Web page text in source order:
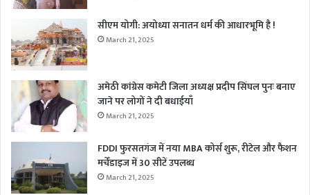
सीएम योगी: अयोध्या सनातन धर्म की आधारभूमि है !
March 21, 2025
अमेठी कांग्रेस कमेटी जिला अध्यक्ष प्रदीप सिंघल पुनः बनाए
जाने पर लोगों ने दी बधाईयाँ
March 21, 2025
FDDI फुरसतगंज में नया MBA कोर्स शुरू, रीटेल और फैशन
मर्चेंडाइज में 30 सीटें उपलब्ध
March 21, 2025